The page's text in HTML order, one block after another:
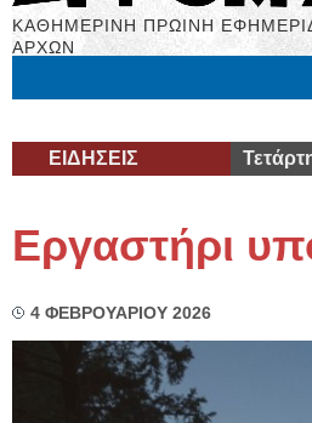
ΚΑΘΗΜΕΡΙΝΗ ΠΡΩΙΝΗ
ΑΡΧΩΝ
ΕΙΔΗΣΕΙΣ
Εργαστήρι
4 ΦΕΒΡΟΥΑΡΙΟΥ 2026